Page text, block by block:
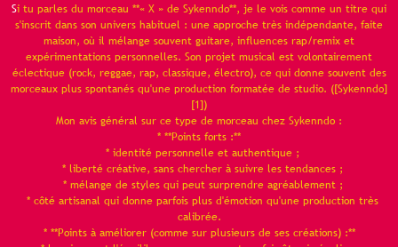
Si tu parles du morceau **« X » de Sykenndo**, je le vois comme un titre qui
s'inscrit dans son univers habituel : une approche très indépendante, faite
maison, où il mélange souvent guitare, influences rap/remix et
expérimentations personnelles. Son projet musical est volontairement
éclectique (rock, reggae, rap, classique, électro), ce qui donne souvent des
morceaux plus spontanés qu'une production formatée de studio. ([Sykenndo]
[1])
Mon avis général sur ce type de morceau chez Sykenndo :
* **Points forts :**
* identité personnelle et authentique ;
* liberté créative, sans chercher à suivre les tendances ;
* mélange de styles qui peut surprendre agréablement ;
* côté artisanal qui donne parfois plus d'émotion qu'une production très
calibrée.
* **Points à améliorer (comme sur plusieurs de ses créations) :**